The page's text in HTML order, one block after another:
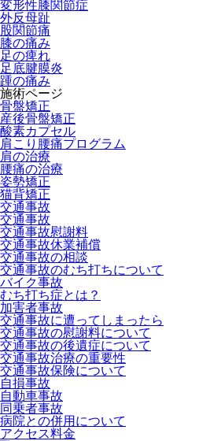
変形性膝関節症
外反母趾
股関節痛
膝の痛み
足の痺れ
足底腱膜炎
踵の痛み
施術ページ
骨盤矯正
産後骨盤矯正
酸素カプセル
肩こり腰痛プログラム
肩の治療
腰痛の治療
姿勢矯正
猫背矯正
交通事故
交通事故
交通事故慰謝料
交通事故休業補償
交通事故の相談
交通事故のむち打ちについて
バイク事故
むち打ち症とは？
加害者事故
交通事故に遭ってしまったら
交通事故の慰謝料について
交通事故の後遺症について
交通事故治療の重要性
交通事故保険について
自損事故
自動車事故
同乗者事故
病院との併用について
アクセス料金